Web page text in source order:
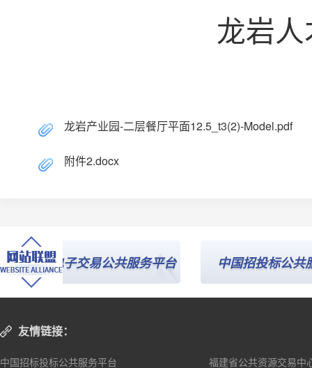
龙岩
龙岩产业园-二层餐厅平面12.5_t3(2)-Model.pdf
附件2.docx
省电子交易公共服务平台 中国招投标公共服务
友情链接：
中国招标投标公共服务平台 福建省公共资源交易中